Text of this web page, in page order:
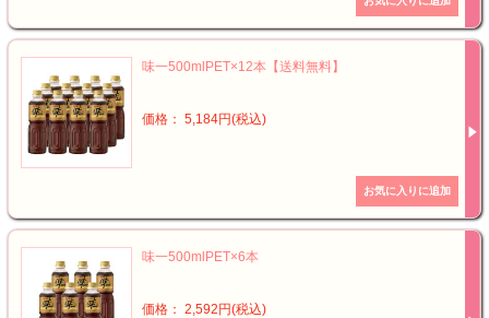
味一500mlPET×12本【送料無料】
価格： 5,184円(税込)
味一500mlPET×6本
価格： 2,592円(税込)